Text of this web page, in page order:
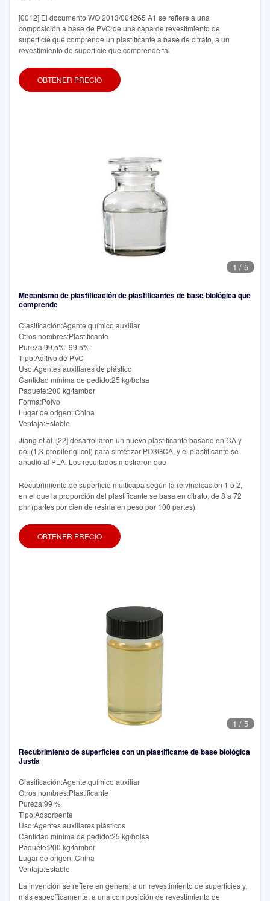
[0012] El documento WO 2013/004265 A1 se refiere a una
composición a base de PVC de una capa de revestimiento de
superficie que comprende un plastificante a base de citrato, a un
revestimiento de superficie que comprende tal
OBTENER PRECIO
1 / 5
Mecanismo de plastificación de plastificantes de base biológica que
comprende
Clasificación:Agente químico auxiliar
Otros nombres:Plastificante
Pureza:99,5%, 99,5%
Tipo:Aditivo de PVC
Uso:Agentes auxiliares de plástico
Cantidad mínima de pedido:25 kg/bolsa
Paquete:200 kg/tambor
Forma:Polvo
Lugar de origen::China
Ventaja:Estable
Jiang et al. [22] desarrollaron un nuevo plastificante basado en CA y
poli(1,3-propilenglicol) para sintetizar PO3GCA, y el plastificante se
añadió al PLA. Los resultados mostraron que
Recubrimiento de superficie multicapa según la reivindicación 1 o 2,
en el que la proporción del plastificante se basa en citrato, de 8 a 72
phr (partes por cien de resina en peso por 100 partes)
OBTENER PRECIO
1 / 5
Recubrimiento de superficies con un plastificante de base biológica
Justia
Clasificación:Agente químico auxiliar
Otros nombres:Plastificante
Pureza:99 %
Tipo:Adsorbente
Uso:Agentes auxiliares plásticos
Cantidad mínima de pedido:25 kg/bolsa
Paquete:200 kg/tambor
Lugar de origen::China
Ventaja:Estable
La invención se refiere en general a un revestimiento de superficies y,
más específicamente, a una composición de revestimiento de